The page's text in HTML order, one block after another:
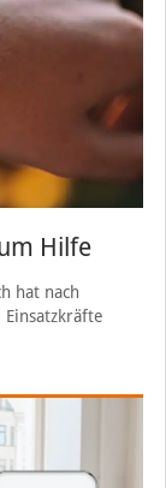
Hilfe
hat nach